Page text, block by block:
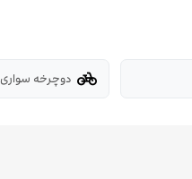
pedal_bike دوچرخه سواری